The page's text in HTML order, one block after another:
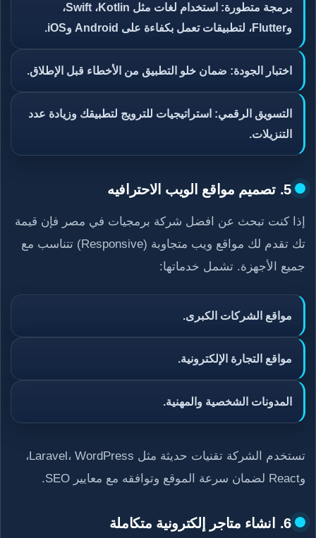
برمجة متطورة: استخدام لغات مثل Swift ،Kotlin،
وFlutter، لتطبيقات تعمل بكفاءة على Android وiOS.
اختبار الجودة: ضمان خلو التطبيق من الأخطاء قبل الإطلاق.
التسويق الرقمي: استراتيجيات للترويج لتطبيقك وزيادة عدد
التنزيلات.
5. تصميم مواقع الويب الاحترافيه
إذا كنت تبحث عن افضل شركة برمجيات في مصر فإن قيمة
تك تقدم لك مواقع ويب متجاوبة (Responsive) تتناسب مع
جميع الأجهزة. تشمل خدماتها:
مواقع الشركات الكبرى.
مواقع التجارة الإلكترونية.
المدونات الشخصية والمهنية.
تستخدم الشركة تقنيات حديثة مثل Laravel، WordPress،
وReact لضمان سرعة الموقع وتوافقه مع معايير SEO.
6. انشاء متاجر إلكترونية متكاملة